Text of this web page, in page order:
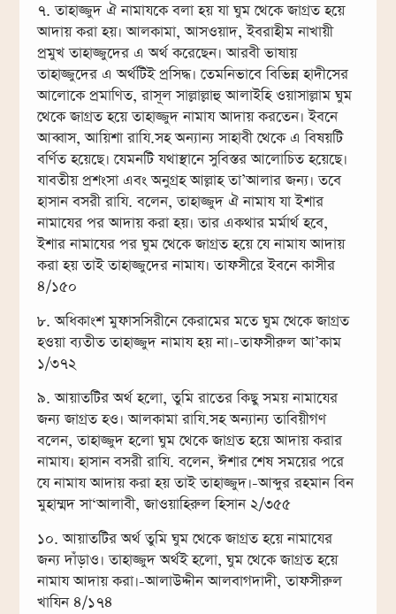
৭. তাহাজ্জুদ ঐ নামাযকে বলা হয় যা ঘুম থেকে জাগ্রত হয়ে
আদায় করা হয়। আলকামা, আসওয়াদ, ইবরাহীম নাখায়ী
প্রমুখ তাহাজ্জুদের এ অর্থ করেছেন। আরবী ভাষায়
তাহাজ্জুদের এ অর্থটিই প্রসিদ্ধ। তেমনিভাবে বিভিন্ন হাদীসের
আলোকে প্রমাণিত, রাসূল সাল্লাল্লাহু আলাইহি ওয়াসাল্লাম ঘুম
থেকে জাগ্রত হয়ে তাহাজ্জুদ নামায আদায় করতেন। ইবনে
আব্বাস, আয়িশা রাযি.সহ অন্যান্য সাহাবী থেকে এ বিষয়টি
বর্ণিত হয়েছে। যেমনটি যথাস্থানে সুবিস্তর আলোচিত হয়েছে।
যাবতীয় প্রশংসা এবং অনুগ্রহ আল্লাহ তা’আলার জন্য। তবে
হাসান বসরী রাযি. বলেন, তাহাজ্জুদ ঐ নামায যা ইশার
নামাযের পর আদায় করা হয়। তার একথার মর্মার্থ হবে,
ইশার নামাযের পর ঘুম থেকে জাগ্রত হয়ে যে নামায আদায়
করা হয় তাই তাহাজ্জুদের নামায। তাফসীরে ইবনে কাসীর
৪/১৫০
৮. অধিকাংশ মুফাসসিরীনে কেরামের মতে ঘুম থেকে জাগ্রত
হওয়া ব্যতীত তাহাজ্জুদ নামায হয় না।-তাফসীরুল আ’কাম
১/৩৭২
৯. আয়াতটির অর্থ হলো, তুমি রাতের কিছু সময় নামাযের
জন্য জাগ্রত হও। আলকামা রাযি.সহ অন্যান্য তাবিয়ীগণ
বলেন, তাহাজ্জুদ হলো ঘুম থেকে জাগ্রত হয়ে আদায় করার
নামায। হাসান বসরী রাযি. বলেন, ঈশার শেষ সময়ের পরে
যে নামায আদায় করা হয় তাই তাহাজ্জুদ।-আব্দুর রহমান বিন
মুহাম্মদ সা‘আলাবী, জাওয়াহিরুল হিসান ২/৩৫৫
১০. আয়াতটির অর্থ তুমি ঘুম থেকে জাগ্রত হয়ে নামাযের
জন্য দাঁড়াও। তাহাজ্জুদ অর্থই হলো, ঘুম থেকে জাগ্রত হয়ে
নামায আদায় করা।-আলাউদ্দীন আলবাগদাদী, তাফসীরুল
খাযিন ৪/১৭৪